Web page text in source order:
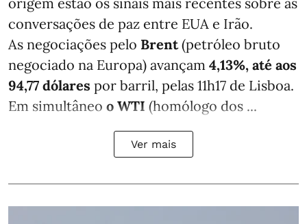
conversações de paz entre EUA e Irão.
As negociações pelo Brent(petróleo bruto
negociado na Europa) avançam 4,13%, até aos
94,77 dólares por barril, pelas 11h17 de Lisboa.
Em simultâneo o WTI (homólogo dos ...
Ver mais